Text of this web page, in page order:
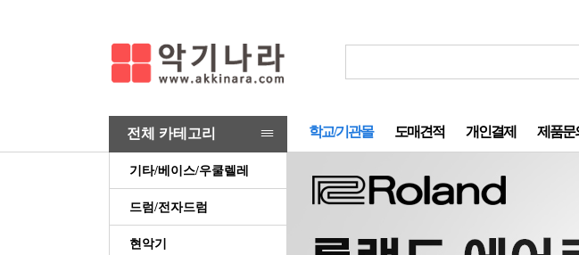
전체 카테고리 ≡≡ 학교/기관몰 도매견적 개인결제 제품문
기타/베이스/우쿨렐레
드럼/전자드럼
현악기